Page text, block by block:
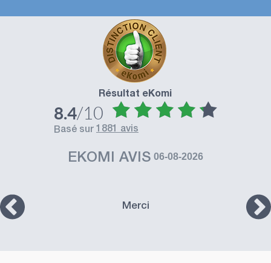
Résultat eKomi
8.4/10
basé sur 1881 avis
EKOMI AVIS 06-08-2026
Merci